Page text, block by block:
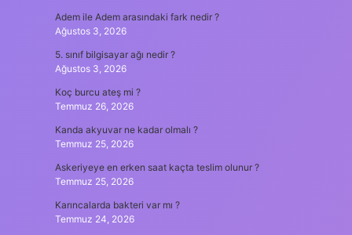
Adem ile Adem arasındaki fark nedir ?
Ağustos 3, 2026
5. sınıf bilgisayar ağı nedir ?
Ağustos 3, 2026
Koç burcu ateş mi ?
Temmuz 26, 2026
Kanda akyuvar ne kadar olmalı ?
Temmuz 25, 2026
Askeriyeye en erken saat kaçta teslim olunur ?
Temmuz 25, 2026
Karıncalarda bakteri var mı ?
Temmuz 24, 2026